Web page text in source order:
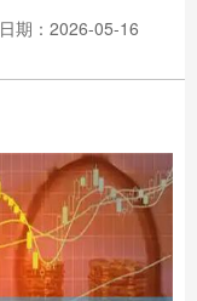
日期：2026-05-16